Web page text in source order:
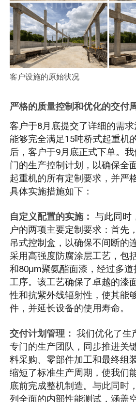
客户设施的原始状况
严格的质量控制和优化的交付
客户于8月底提交了详细的需
能够完全满足15吨桥式起重机
后，客户于9月底正式下单。
门的生产控制计划，以确保全
起重机的所有定制要求，并严
具体实施措施如下：
自定义配置的实施： 与此同时
户的两项主要定制要求：首先
吊式控制盒，以确保不间断的
采用高强度防腐涂层工艺，包
和80μm聚氨酯面漆，经过多
工序。该工艺确保了卓越的漆
性和抗紫外线辐射性，使其能
件，并延长设备的使用寿命。
交付计划管理： 我们优化了生
专门的生产团队，同步推进关
料采购、零部件加工和最终组
缩短了标准生产周期，使我们
底前完成整机制造。与此同时
列全面的内部性能测试，涵盖